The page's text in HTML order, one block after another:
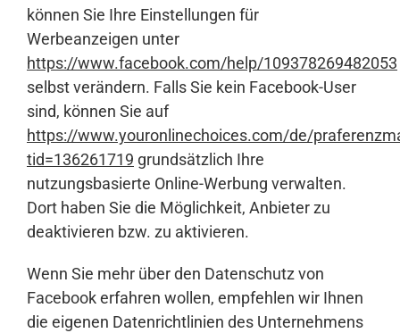
können Sie Ihre Einstellungen für
Werbeanzeigen unter
https://www.facebook.com/help/109378269482053
selbst verändern. Falls Sie kein Facebook-User
sind, können Sie auf
https://www.youronlinechoices.com/de/
tid=136261719 grundsätzlich Ihre
nutzungsbasierte Online-Werbung verwalten.
Dort haben Sie die Möglichkeit, Anbieter zu
deaktivieren bzw. zu aktivieren.
Wenn Sie mehr über den Datenschutz von
Facebook erfahren wollen, empfehlen wir Ihnen
die eigenen Datenrichtlinien des Unternehmens